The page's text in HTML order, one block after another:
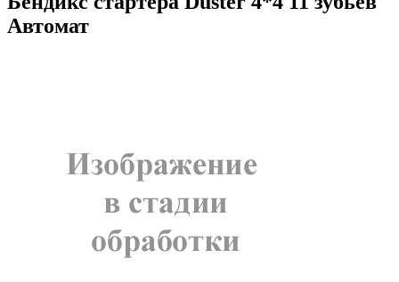
Автомат